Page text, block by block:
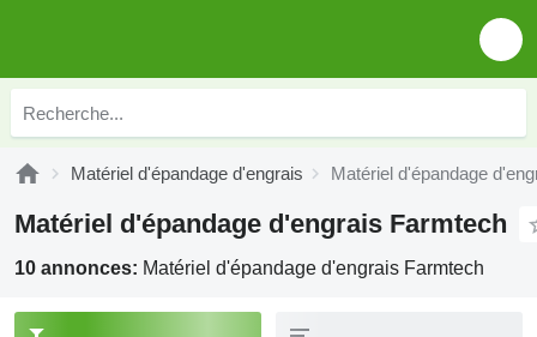
Matériel d'épandage d'engrais Matériel d'épandage
Matériel d'épandage d'engrais Farmtech
10 annonces: Matériel d'épandage d'engrais Farmtech